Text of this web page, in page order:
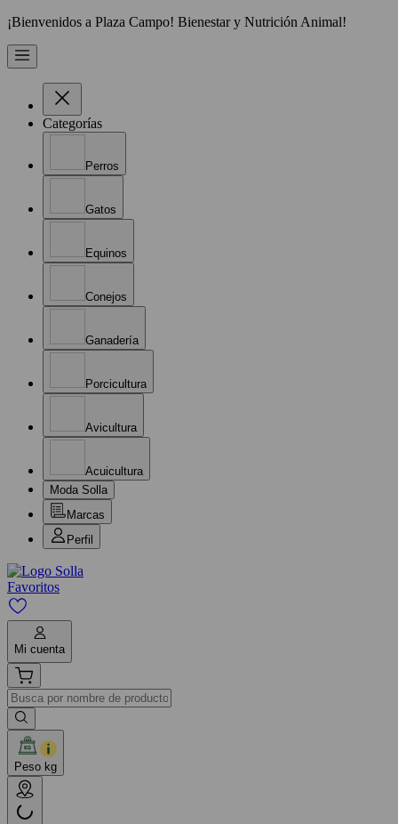
¡Bienvenidos a Plaza Campo! Bienestar y Nutrición Animal!
Categorías
Perros
Gatos
Equinos
Conejos
Ganadería
Porcicultura
Avicultura
Acuicultura
Moda Solla
Marcas
Perfil
Favoritos
Mi cuenta
Peso kg